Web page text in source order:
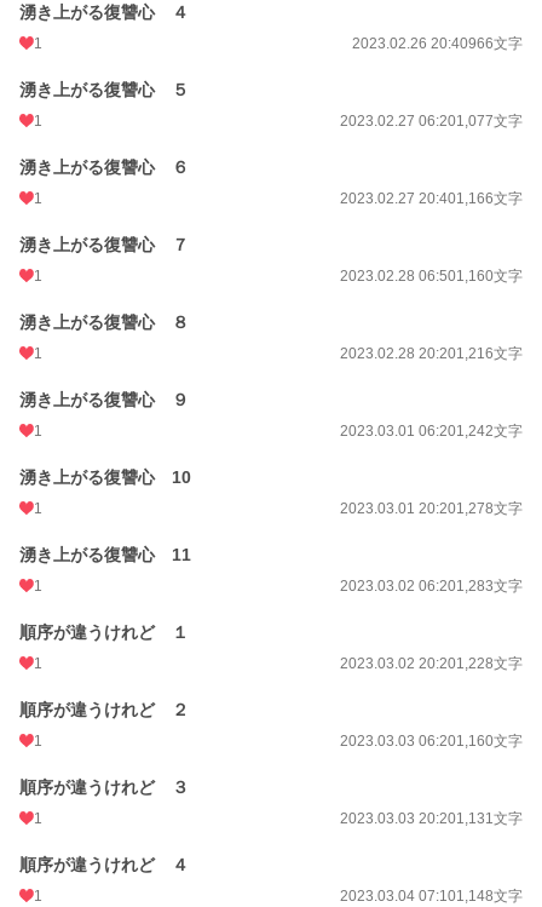
湧き上がる復讐心 ４
1 2023.02.26 20:40966文字
湧き上がる復讐心 ５
1 2023.02.27 06:201,077文字
湧き上がる復讐心 ６
1 2023.02.27 20:401,166文字
湧き上がる復讐心 ７
1 2023.02.28 06:501,160文字
湧き上がる復讐心 ８
1 2023.02.28 20:201,216文字
湧き上がる復讐心 ９
1 2023.03.01 06:201,242文字
湧き上がる復讐心 10
1 2023.03.01 20:201,278文字
湧き上がる復讐心 11
1 2023.03.02 06:201,283文字
順序が違うけれど １
1 2023.03.02 20:201,228文字
順序が違うけれど ２
1 2023.03.03 06:201,160文字
順序が違うけれど ３
1 2023.03.03 20:201,131文字
順序が違うけれど ４
1 2023.03.04 07:101,148文字